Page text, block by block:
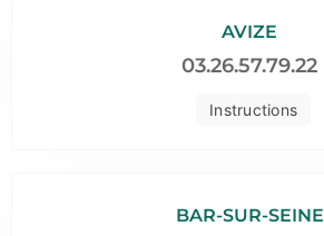
Instructions
AVIZE
03.26.57.79.22
BAR-SUR-SEINE